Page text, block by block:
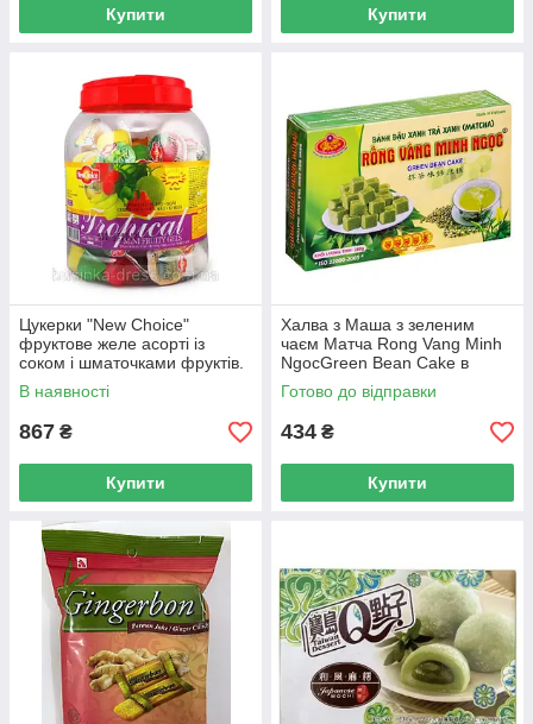
Купити Купити
Цукерки "New Choice"
фруктове желе асорті із
соком і шматочками фруктів.
1000 г (В'єтнам)
В наявності
867 ₴
Купити
Халва з Маша з зеленим
чаєм Матча Rong Vang Minh
NgocGreen Bean Cake в
коробці 280 г (В'єтнам)
Готово до відправки
434 ₴
Купити